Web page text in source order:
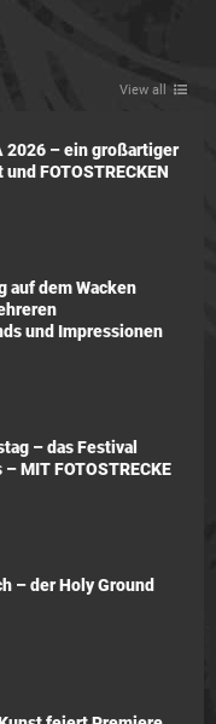
View all
2026 – ein großartiger
FOTOSTRECKEN
auf dem Wacken
und Impressionen
– das Festival
MIT FOTOSTRECKE
– der Holy Ground